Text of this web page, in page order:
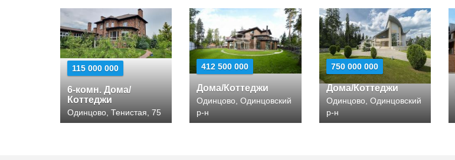
115 000 000
6-комн. Дома/
Коттеджи
Одинцово, Тенистая, 75
412 500 000
Дома/Коттеджи
Одинцово, Одинцовский
р-н
750 000 000
Дома/Коттеджи
Одинцово, Одинцовский
р-н